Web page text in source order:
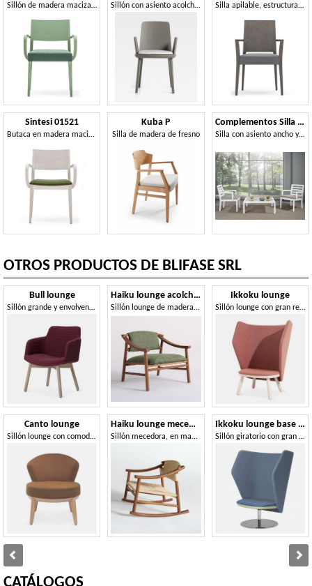
Sillón de madera maciza con brazos, asiento tapizado, para entornos de contrato y domésticos Sillón con asiento acolchado Silla apilable, estructura de madera maciza, asiento tapizado, que cubre con la tela, para los comedores
Sintesi 01521
Butaca en madera maciza, asiento tapizado, estilo moderno
Kuba P
Silla de madera de fresno
Complementos Silla 06
Silla con asiento ancho y reposabrazos, para sala de estar moderna
OTROS PRODUCTOS DE BLIFASE SRL
Bull lounge
Sillón grande y envolvente.
Canto lounge
Sillón lounge con comodidad y elegancia a máxima potencia.
Haiku lounge acolchado
Sillón lounge de madera de fresno, acolchado
Haiku lounge mecedora en cuerda náutica
Sillón mecedora, en madera y cuerda náutica.
Ikkoku lounge
Sillón lounge con gran respaldo fonoabsorbente
Ikkoku lounge base metálica
Sillón giratorio con gran respaldo fonoabsorbente
CATÁLOGOS